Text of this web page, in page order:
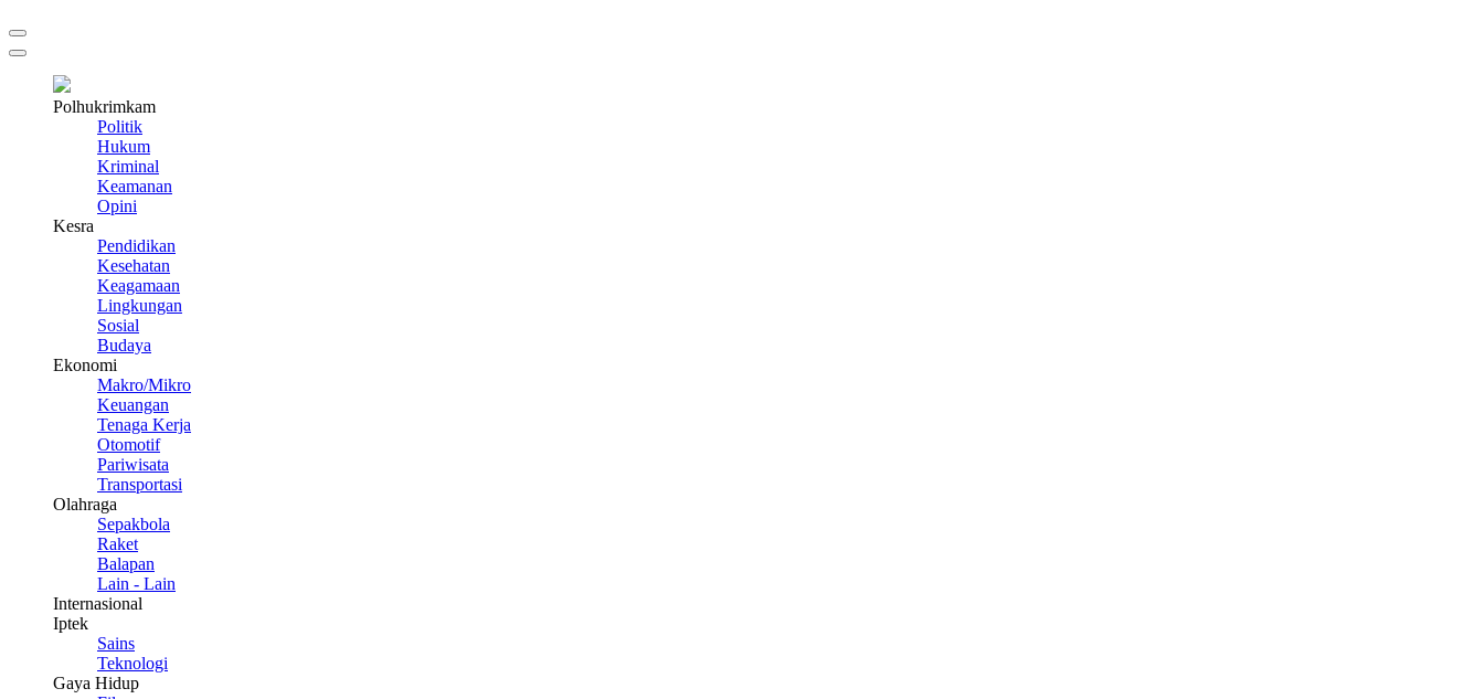
Polhukrimkam
Politik
Hukum
Kriminal
Keamanan
Opini
Kesra
Pendidikan
Kesehatan
Keagamaan
Lingkungan
Sosial
Budaya
Ekonomi
Makro/Mikro
Keuangan
Tenaga Kerja
Otomotif
Pariwisata
Transportasi
Olahraga
Sepakbola
Raket
Balapan
Lain - Lain
Internasional
Iptek
Sains
Teknologi
Gaya Hidup